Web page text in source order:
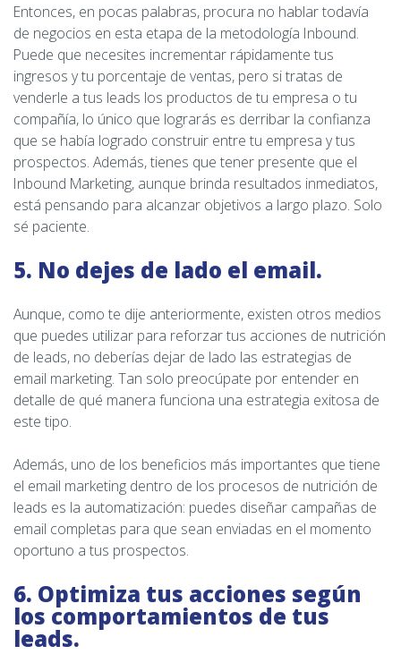
Entonces, en pocas palabras, procura no hablar todavía
de negocios en esta etapa de la metodología Inbound.
Puede que necesites incrementar rápidamente tus
ingresos y tu porcentaje de ventas, pero si tratas de
venderle a tus leads los productos de tu empresa o tu
compañía, lo único que lograrás es derribar la confianza
que se había logrado construir entre tu empresa y tus
prospectos. Además, tienes que tener presente que el
Inbound Marketing, aunque brinda resultados inmediatos,
está pensando para alcanzar objetivos a largo plazo. Solo
sé paciente.
5. No dejes de lado el email.
Aunque, como te dije anteriormente, existen otros medios
que puedes utilizar para reforzar tus acciones de nutrición
de leads, no deberías dejar de lado las estrategias de
email marketing. Tan solo preocúpate por entender en
detalle de qué manera funciona una estrategia exitosa de
este tipo.
Además, uno de los beneficios más importantes que tiene
el email marketing dentro de los procesos de nutrición de
leads es la automatización: puedes diseñar campañas de
email completas para que sean enviadas en el momento
oportuno a tus prospectos.
6. Optimiza tus acciones según
los comportamientos de tus
leads.